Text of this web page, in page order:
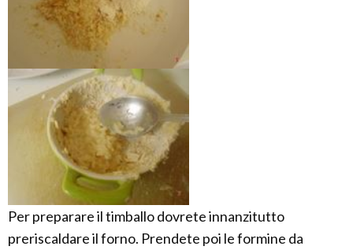
Per preparare il timballo dovrete innanzitutto
preriscaldare il forno. Prendete poi le formine da